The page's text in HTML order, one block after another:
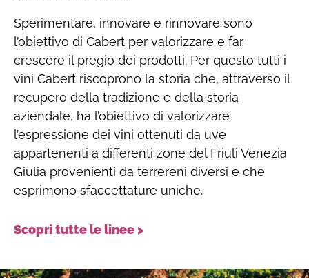
Sperimentare, innovare e rinnovare sono
l’obiettivo di Cabert per valorizzare e far
crescere il pregio dei prodotti. Per questo tutti i
vini Cabert riscoprono la storia che, attraverso il
recupero della tradizione e della storia
aziendale, ha l’obiettivo di valorizzare
l’espressione dei vini ottenuti da uve
appartenenti a differenti zone del Friuli Venezia
Giulia provenienti da terrereni diversi e che
esprimono sfaccettature uniche.
Scopri tutte le linee >